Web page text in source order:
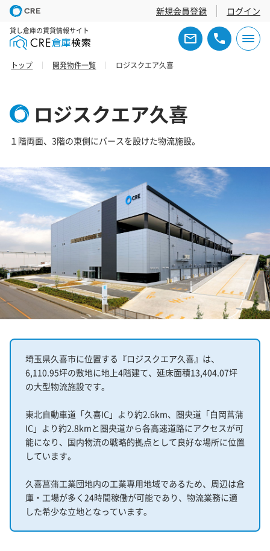
新規会員登録 ログイン
貸し倉庫の賃貸情報サイト
トップ 開発物件一覧 ロジスクエア久喜
ロジスクエア久喜
１階両面、3階の東側にバースを設けた物流施設。
埼玉県久喜市に位置する『ロジスクエア久喜』は、
6,110.95坪の敷地に地上4階建て、延床面積13,404.07坪
の大型物流施設です。
東北自動車道「久喜IC」より約2.6km、圏央道「白岡菖蒲
IC」より約2.8kmと圏央道から各高速道路にアクセスが可
能になり、国内物流の戦略的拠点として良好な場所に位置
しています。
久喜菖蒲工業団地内の工業専用地域であるため、周辺は倉
庫・工場が多く24時間稼働が可能であり、物流業務に適
した希少な立地となっています。